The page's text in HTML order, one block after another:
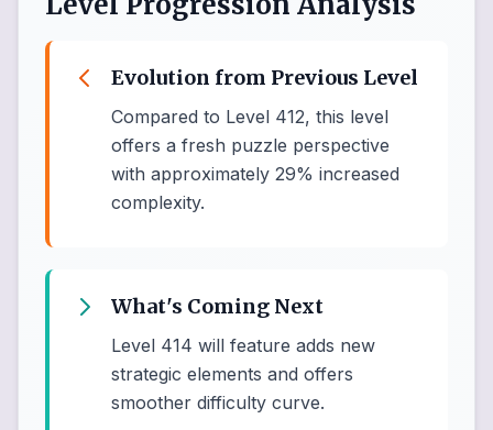
Evolution from Previous Level
Compared to Level 412, this level
offers a fresh puzzle perspective
with approximately 29% increased
complexity.
What's Coming Next
Level 414 will feature adds new
strategic elements and offers
smoother difficulty curve.